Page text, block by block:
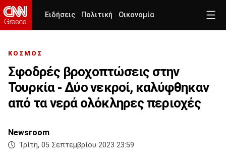
Ειδήσεις Πολιτική Οικονομία
ΚΟΣΜΟΣ
Σφοδρές βροχοπτώσεις στην
Τουρκία - Δύο νεκροί, καλύφθηκαν
από τα νερά ολόκληρες περιοχές
Newsroom
Τρίτη, 05 Σεπτεμβρίου 2023 23:59